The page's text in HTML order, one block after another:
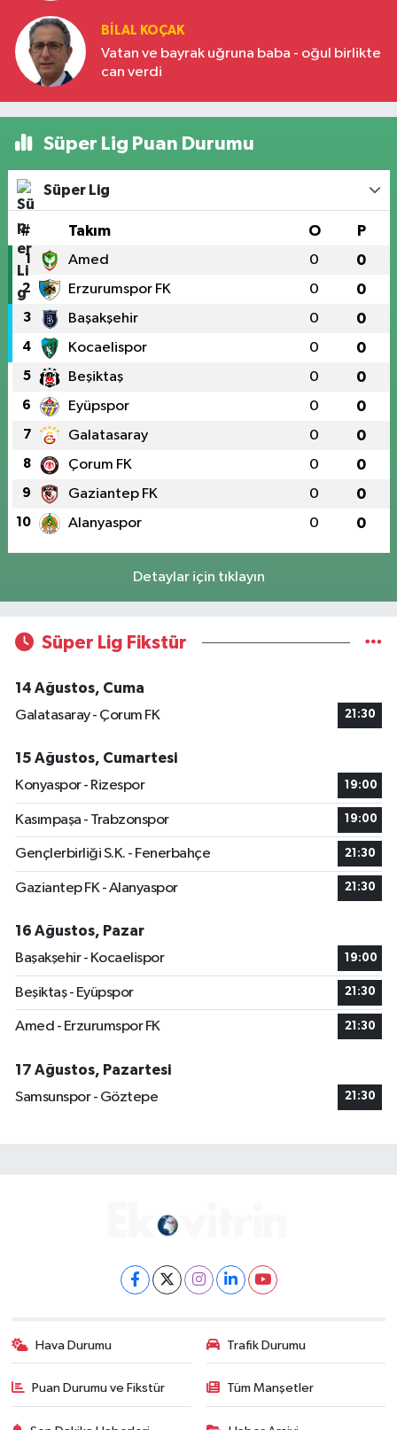
BILAL KOÇAK
Vatan ve bayrak uğruna baba - oğul birlikte
can verdi
Süper Lig Puan Durumu
Süper Lig
# Takım O P
1 Amed 0 0
2 Erzurumspor FK 0 0
3 Başakşehir 0 0
4 Kocaelispor 0 0
5 Beşiktaş 0 0
6 Eyüpspor 0 0
7 Galatasaray 0 0
8 Çorum FK 0 0
9 Gaziantep FK 0 0
10 Alanyaspor 0 0
Detaylar için tıklayın
Süper Lig Fikstür
14 Ağustos, Cuma
Galatasaray - Çorum FK
21:30
15 Ağustos, Cumartesi
Konyaspor - Rizespor
19:00
Kasımpaşa - Trabzonspor 19:00
Gençlerbirliği S.K. - Fenerbahçe 21:30
Gaziantep FK - Alanyaspor 21:30
16 Ağustos, Pazar
Başakşehir - Kocaelispor
19:00
Beşiktaş - Eyüpspor 21:30
Amed - Erzurumspor FK 21:30
17 Ağustos, Pazartesi
Samsunspor - Göztepe
21:30
Hava Durumu Trafik Durumu
Puan Durumu ve Fikstür Tüm Manşetler